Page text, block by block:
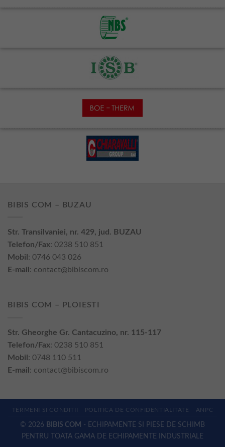
BIBIS COM – BUZAU
Str. Transilvaniei, nr. 429, jud. BUZAU
Telefon/Fax: 0238 510 851
Mobil : 0746 043 026
E-mail : contact@bibiscom.ro
BIBIS COM – PLOIESTI
Str. Gheorghe Gr. Cantacuzino, nr. 115-117
Telefon/Fax: 0238 510 851
Mobil : 0748 110 511
E-mail : contact@bibiscom.ro
TERMENI SI CONDITII POLITICA DE CONFIDENTIALITATE ANPC
© 2026 BIBIS COM - ECHIPAMENTE SI PIESE DE SCHIMB
PENTRU TOATA GAMA DE ECHIPAMENTE INDUSTRIALE